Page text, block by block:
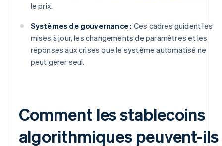
le prix.
Systèmes de gouvernance : Ces cadres guident les
mises à jour, les changements de paramètres et les
réponses aux crises que le système automatisé ne
peut gérer seul.
Comment les stablecoins
algorithmiques peuvent-ils